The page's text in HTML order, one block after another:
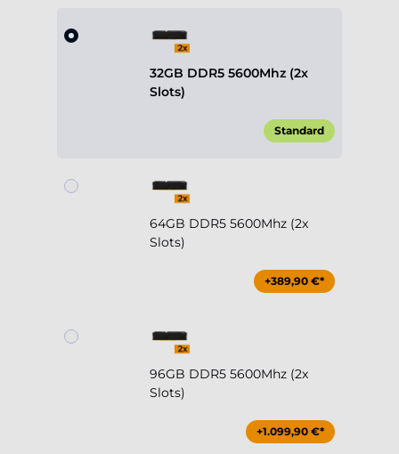
32GB DDR5 5600Mhz (2x
Slots)
Standard
64GB DDR5 5600Mhz (2x
Slots)
+389,90 €*
96GB DDR5 5600Mhz (2x
Slots)
+1.099,90 €*